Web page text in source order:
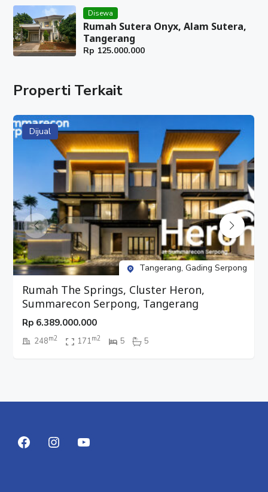
Disewa
Rumah Sutera Onyx, Alam Sutera,
Tangerang
Rp 125.000.000
Properti Terkait
Dijual
Tangerang, Gading Serpong
Rumah The Springs, Cluster Heron,
Summarecon Serpong, Tangerang
Rp 6.389.000.000
248m2 171m2 5 5